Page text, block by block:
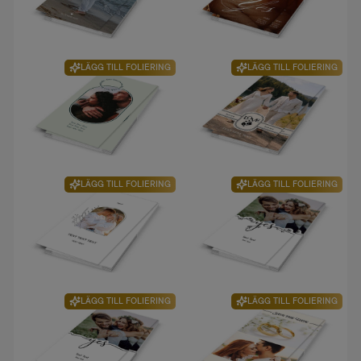
LÄGG TILL FOLIERING LÄGG TILL FOLIERING
LÄGG TILL FOLIERING LÄGG TILL FOLIERING
LÄGG TILL FOLIERING LÄGG TILL FOLIERING